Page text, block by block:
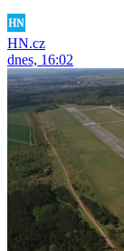
HN.cz
dnes, 16:02